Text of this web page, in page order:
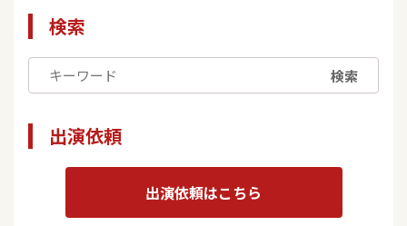
検索
検索
出演依頼
出演依頼はこちら